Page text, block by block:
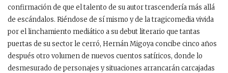
confirmación de que el talento de su autor trascendería más allá
de escándalos. Riéndose de sí mismo y de la tragicomedia vivida
por el linchamiento mediático a su debut literario que tantas
puertas de su sector le cerró, Hernán Migoya concibe cinco años
después otro volumen de nuevos cuentos satíricos, donde lo
desmesurado de personajes y situaciones arrancarán carcajadas